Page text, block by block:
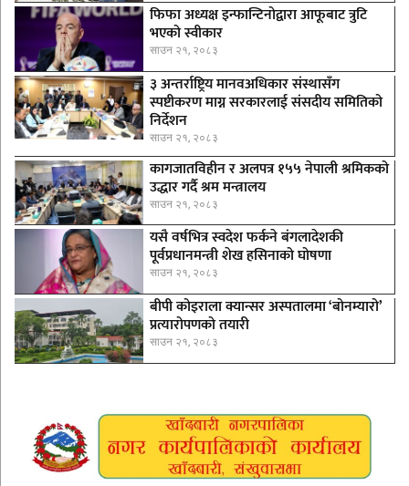
फिफा अध्यक्ष इन्फान्टिनोद्वारा आफूबाट त्रुटि
भएको स्वीकार
साउन २१, २०८३
३ अन्तर्राष्ट्रिय मानवअधिकार संस्थासँग
स्पष्टीकरण माग्न सरकारलाई संसदीय समितिको
निर्देशन
साउन २१, २०८३
कागजातविहीन र अलपत्र १५५ नेपाली श्रमिकको
उद्धार गर्दै श्रम मन्त्रालय
साउन २१, २०८३
यसै वर्षभित्र स्वदेश फर्कने बंगलादेशकी
पूर्वप्रधानमन्त्री शेख हसिनाको घोषणा
साउन २१, २०८३
बीपी कोइराला क्यान्सर अस्पतालमा ‘बोनम्यारो’
प्रत्यारोपणको तयारी
साउन २१, २०८३